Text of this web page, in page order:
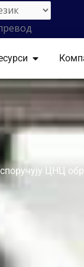
ИНДУСТРИЕС
ОТВОРЕН
ЦНЦ